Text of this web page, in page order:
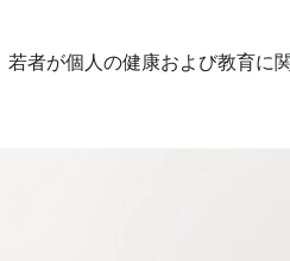
者が個人の健康および教育に